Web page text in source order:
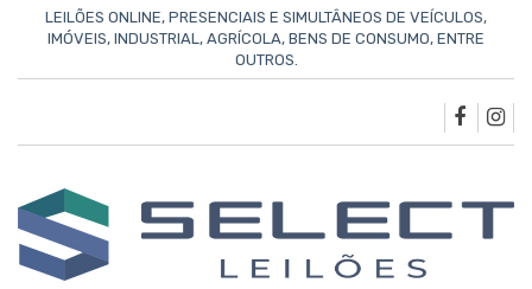
LEILÕES ONLINE, PRESENCIAIS E SIMULTÂNEOS DE VEÍCULOS,
IMÓVEIS, INDUSTRIAL, AGRÍCOLA, BENS DE CONSUMO, ENTRE
OUTROS.